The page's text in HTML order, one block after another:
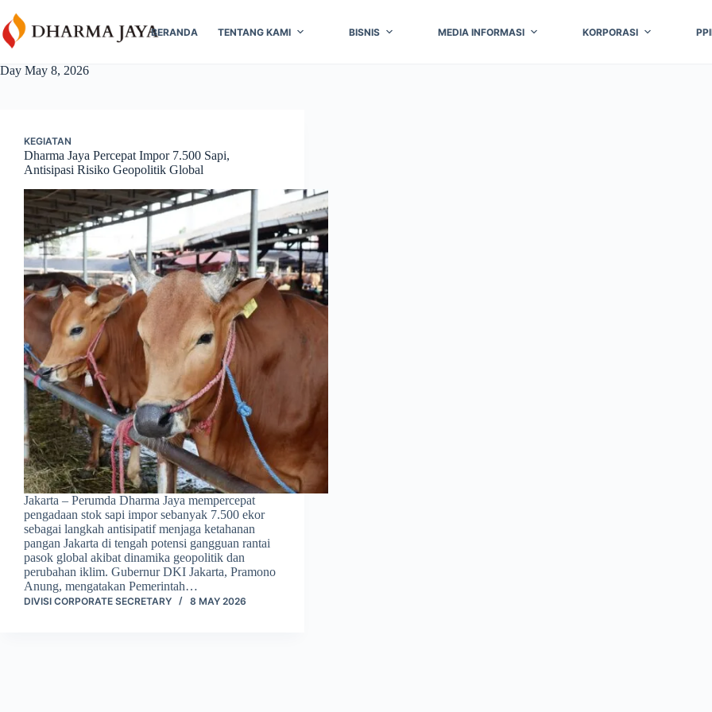
to
content
BERANDA TENTANG KAMI BISNIS MEDIA INFORMASI KORPORASI
Day May 8, 2026
KEGIATAN
Dharma Jaya Percepat Impor 7.500 Sapi,
Antisipasi Risiko Geopolitik Global
Jakarta – Perumda Dharma Jaya mempercepat
pengadaan stok sapi impor sebanyak 7.500 ekor
sebagai langkah antisipatif menjaga ketahanan
pangan Jakarta di tengah potensi gangguan rantai
pasok global akibat dinamika geopolitik dan
perubahan iklim. Gubernur DKI Jakarta, Pramono
Anung, mengatakan Pemerintah…
DIVISI CORPORATE SECRETARY 8 MAY 2026